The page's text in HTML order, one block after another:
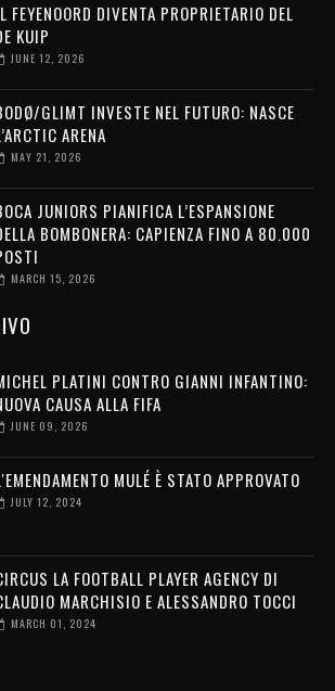
FEYENOORD DIVENTA PROPRIETARIO DEL
KUIP
JUNE 12, 2026
GLIMT INVESTE NEL FUTURO: NASCE
ARENA
MAY 21, 2026
JUNIORS PIANIFICA L’ESPANSIONE
BOMBONERA: CAPIENZA FINO A 80.000
MARCH 15, 2026
PLATINI CONTRO GIANNI INFANTINO:
CAUSA ALLA FIFA
JUNE 09, 2026
MULÉ È STATO APPROVATO
JULY 12, 2024
LA FOOTBALL PLAYER AGENCY DI
MARCHISIO E ALESSANDRO TOCCI
MARCH 01, 2024